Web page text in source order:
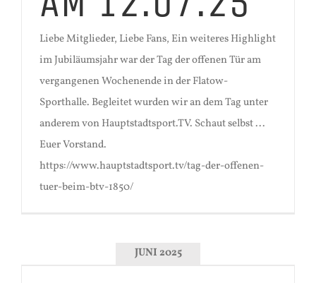
Liebe Mitglieder, Liebe Fans, Ein weiteres Highlight
im Jubiläumsjahr war der Tag der offenen Tür am
vergangenen Wochenende in der Flatow-
Sporthalle. Begleitet wurden wir an dem Tag unter
anderem von Hauptstadtsport.TV. Schaut selbst ...
Euer Vorstand.
https://www.hauptstadtsport.tv/tag-der-offenen-
tuer-beim-btv-1850/
JUNI 2025